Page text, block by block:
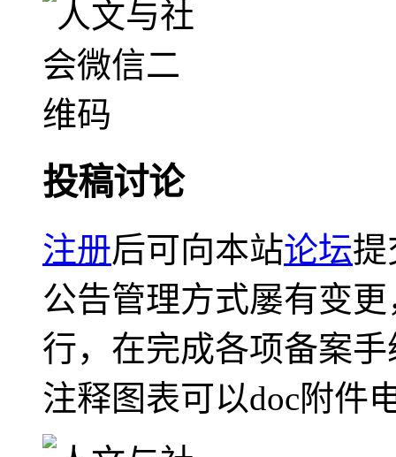
投稿讨论
注册后可向本站论坛提
公告管理方式屡有变
行，在完成各项备案
注释图表可以doc附件